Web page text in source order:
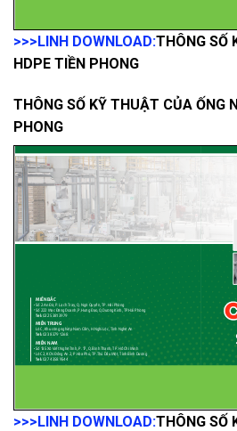
>>>LINH DOWNLOAD:THÔNG SỐ
HDPE TIỀN PHONG
THÔNG SỐ KỸ THUẬT CỦA ỐNG
PHONG
>>>LINH DOWNLOAD:THÔNG SỐ